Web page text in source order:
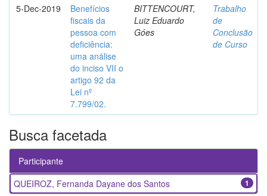
5-Dec-2019
Benefícios
fiscais da
pessoa com
deficiência:
uma análise
do inciso VII o
artigo 92 da
Lei nº
7.799/02.
BITTENCOURT,
Luiz Eduardo
Góes
Trabalho
de
Conclusão
de Curso
Busca facetada
Participante
1
QUEIROZ, Fernanda Dayane dos Santos